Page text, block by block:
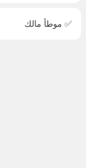
✅ موطأ مالك